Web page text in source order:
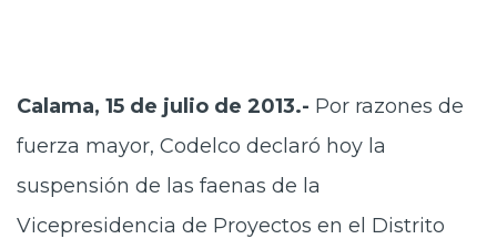
Calama, 15 de julio de 2013.- Por razones de
fuerza mayor, Codelco declaró hoy la
suspensión de las faenas de la
Vicepresidencia de Proyectos en el Distrito